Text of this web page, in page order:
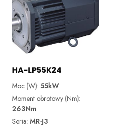
HA-LP55K24
Moc (W): 55kW
Moment obrotowy (Nm):
263Nm
Seria: MR-J3